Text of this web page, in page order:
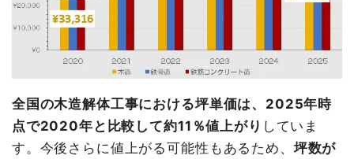
全国の木造解体工事における坪単価は、2025年時
点で2020年と比較して約11％値上がり していま
す。今後さらに値上がる可能性もあるため、 坪数が